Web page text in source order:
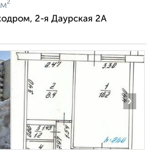
2-я Даурская 2А
›